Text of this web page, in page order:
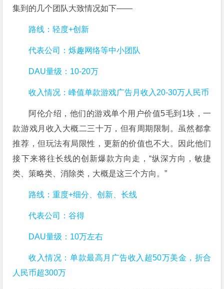
集到的几个团队大致情况如下——
路线：轻度+创新
代表公司：烁趣网络等中小团队
DAU量级：10-20万
收入情况：峰值单款游戏广告月收入20-30万人民币
阿伦介绍，他们的游戏单个用户价值5毛到1块，一
款游戏月收入大概二三十万，但有周期限制。虽然都拿
推荐，但玩法有局限性，更新的价值也不大。因此他们
接下来将往长线的创新爆款方向走，“纵深方向，敏捷
类、策略类、消除类，大概是这三个方向。”
路线：重度+细分、创新、长线
代表公司：谷得
DAU量级：10万左右
收入情况：单款最高月广告收入超50万美金，折合
人民币超300万